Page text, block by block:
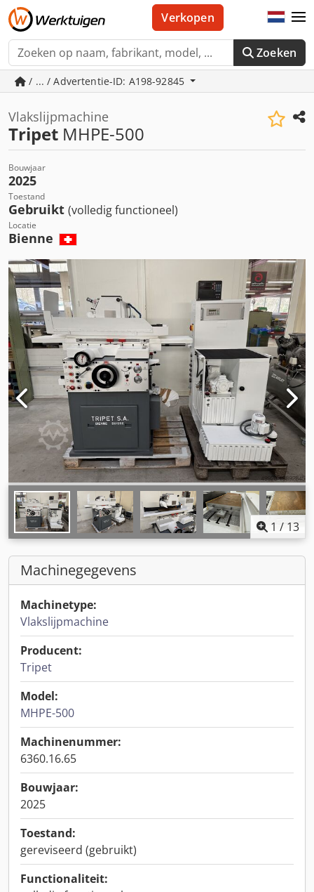
Zoeken
Verkopen
/ ... / Advertentie-ID: A198-92845
Vlakslijpmachine
Tripet MHPE-500
Bouwjaar
2025
Toestand
Gebruikt (volledig functioneel)
Locatie
Bienne
1 / 13
Machinegegevens
Machinetype:
Vlakslijpmachine
Producent:
Tripet
Model:
MHPE-500
Machinenummer:
6360.16.65
Bouwjaar:
2025
Toestand:
gereviseerd (gebruikt)
Functionaliteit: